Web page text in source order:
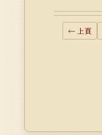
← 上頁